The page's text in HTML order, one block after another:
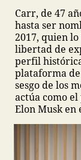
Carr, de 47
hasta ser
2017, quien
libertad de
perfil
plataforma
sesgo de los
actúa como
Elon Musk en